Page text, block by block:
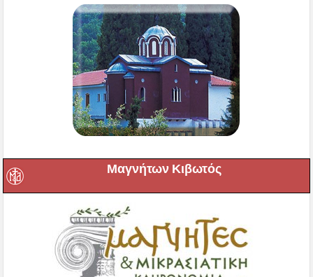
Μαγνήτων Κιβωτός